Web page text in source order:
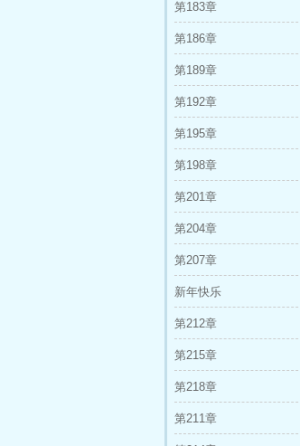
第183章
第186章
第189章
第192章
第195章
第198章
第201章
第204章
第207章
新年快乐
第212章
第215章
第218章
第211章